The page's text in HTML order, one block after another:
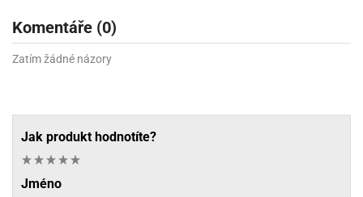
Komentáře (0)
Zatím žádné názory
Jak produkt hodnotíte?
Jméno